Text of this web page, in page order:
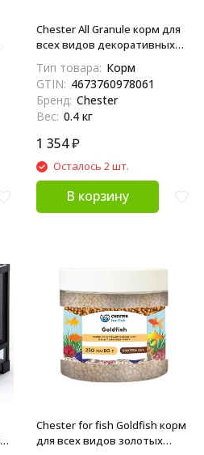
Chester All Granule корм для
всех видов декоративных
- 400 г
Тип товара: Корм
GTIN: 4673760978061
Бренд: Chester
Вес: 0.4 кг
1 354₽
Осталось 2 шт.
В корзину
Chester for fish Goldfish корм
для всех видов золотых